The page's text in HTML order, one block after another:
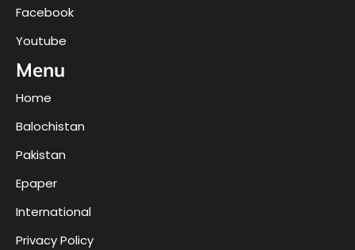
Facebook
Youtube
Menu
Home
Balochistan
Pakistan
Epaper
International
Privacy Policy